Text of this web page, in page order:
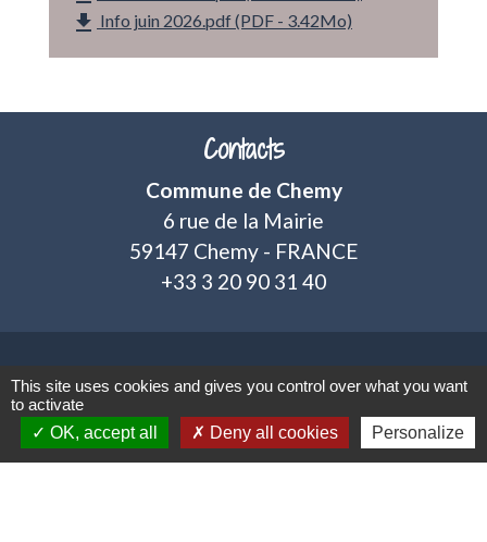
file_download Info juin 2026.pdf (PDF - 3.42Mo)
Contacts
Commune de Chemy
6 rue de la Mairie
59147 Chemy - FRANCE
+33 3 20 90 31 40
Mentions légales Politique de confidentialité -
Accessibilité - Plan du site -
This site uses cookies and gives you control over what you want
to activate
OK, accept all
Deny all cookies Personalize